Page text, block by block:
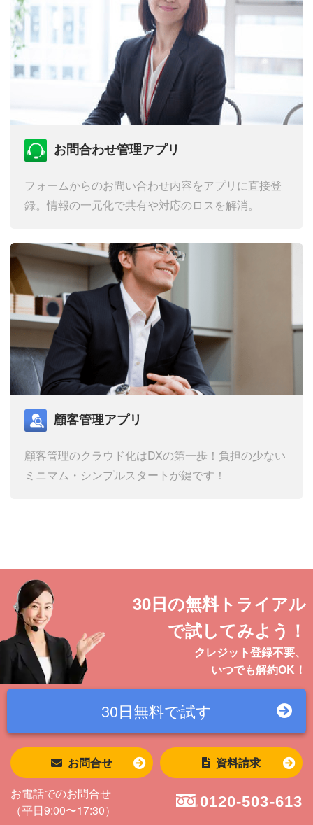
お問合わせ管理アプリ
フォームからのお問い合わせ内容をアプリに直接登
録。 情報の一元化で共有や対応のロスを解消。
顧客管理アプリ
顧客管理のクラウド化はDXの第一歩！ 負担の少ない
ミニマム・シンプルスタートが鍵です！
30日の無料トライアル
で試してみよう！
クレジット登録不要、
いつでも解約OK！
30日無料で試す
お問合せ
資料請求
お電話でのお問合せ
（平日9:00〜17:30）
0120-503-613